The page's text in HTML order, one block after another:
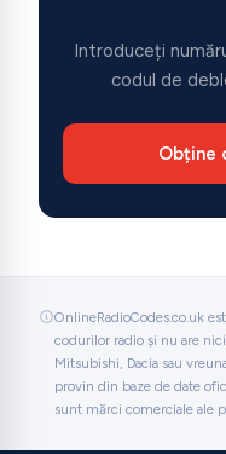
Introduceți
codul de
Obține
OnlineRadioCodes.co.uk
codurilor radio și nu are
Mitsubishi, Dacia sau
provin din baze de date
sunt mărci comerciale ale